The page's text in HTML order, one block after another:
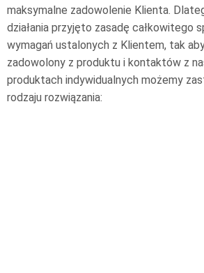
maksymalne zadowolenie Klienta.
działania przyjęto zasadę całkowitego
wymagań ustalonych z Klientem, tak
zadowolony z produktu i kontaktów z
produktach indywidualnych możemy
rodzaju rozwiązania: